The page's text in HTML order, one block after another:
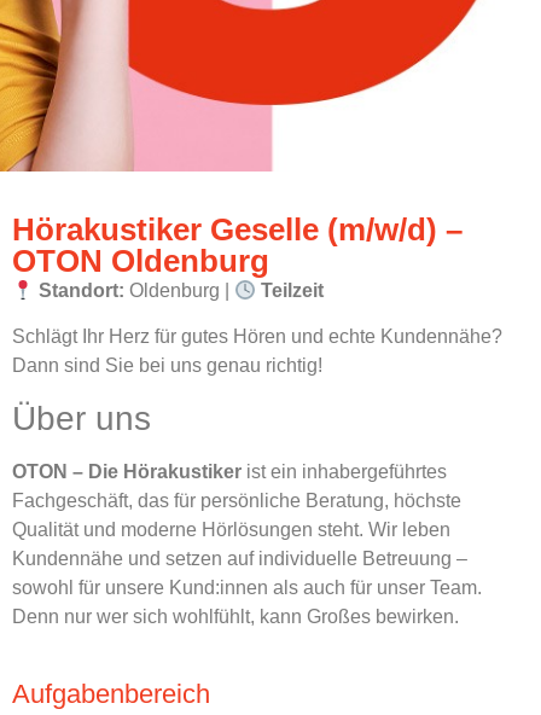
Hörakustiker Geselle (m/w/d) –
OTON Oldenburg
Standort: Oldenburg | Teilzeit
Schlägt Ihr Herz für gutes Hören und echte Kundennähe?
Dann sind Sie bei uns genau richtig!
Über uns
OTON – Die Hörakustiker ist ein inhabergeführtes
Fachgeschäft, das für persönliche Beratung, höchste
Qualität und moderne Hörlösungen steht. Wir leben
Kundennähe und setzen auf individuelle Betreuung –
sowohl für unsere Kund:innen als auch für unser Team.
Denn nur wer sich wohlfühlt, kann Großes bewirken.
Aufgabenbereich